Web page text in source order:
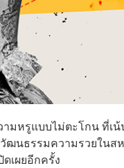
ามหรูแบบไม่ตะโกน ที่เ
ฒนธรรมความรวยในส
เผยอีกครั้ง